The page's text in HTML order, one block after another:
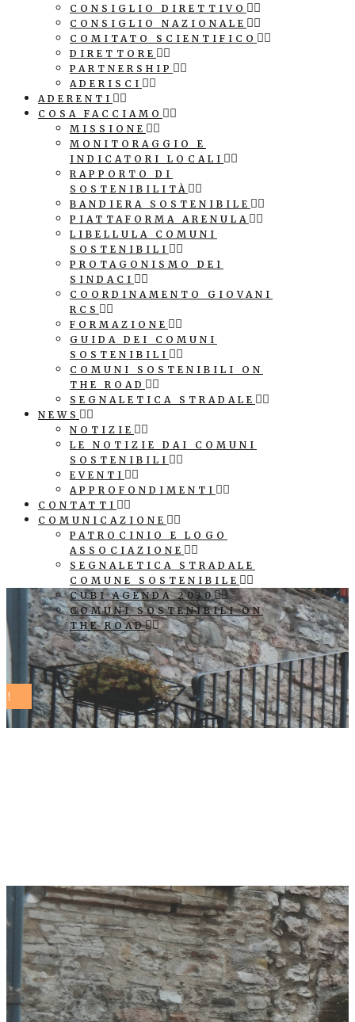
CONSIGLIO DIRETTIVO
CONSIGLIO NAZIONALE
COMITATO SCIENTIFICO
DIRETTORE
PARTNERSHIP
ADERISCI
ADERENTI
COSA FACCIAMO
MISSIONE
MONITORAGGIO E
INDICATORI LOCALI
RAPPORTO DI
SOSTENIBILITÀ
BANDIERA SOSTENIBILE
PIATTAFORMA ARENULA
LIBELLULA COMUNI
SOSTENIBILI
PROTAGONISMO DEI
SINDACI
COORDINAMENTO GIOVANI
RCS
FORMAZIONE
GUIDA DEI COMUNI
SOSTENIBILI
COMUNI SOSTENIBILI ON
THE ROAD
SEGNALETICA STRADALE
NEWS
NOTIZIE
LE NOTIZIE DAI COMUNI
SOSTENIBILI
EVENTI
APPROFONDIMENTI
CONTATTI
COMUNICAZIONE
PATROCINIO E LOGO
ASSOCIAZIONE
SEGNALETICA STRADALE
COMUNE SOSTENIBILE
CUBI AGENDA 2030
COMUNI SOSTENIBILI ON
THE ROAD